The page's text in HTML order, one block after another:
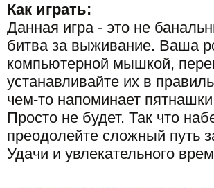
Как играть:
Данная игра - это не
битва за выживание. Ваша
компьютерной мышкой,
устанавливайте их в
чем-то напоминает
Просто не будет. Так что
преодолейте сложный путь
Удачи и увлекательного